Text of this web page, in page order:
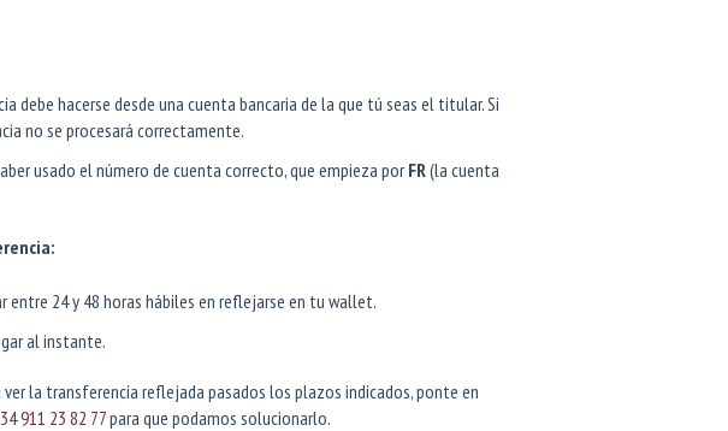
debe hacerse desde una cuenta bancaria de la que tú seas el titular. Si
no se procesará correctamente.
usado el número de cuenta correcto, que empieza porFR(la cuenta
entre 24 y 48 horas hábiles en reflejarse en tu wallet.
al instante.
la transferencia reflejada pasados los plazos indicados, ponte en
911 23 82 77para que podamos solucionarlo.